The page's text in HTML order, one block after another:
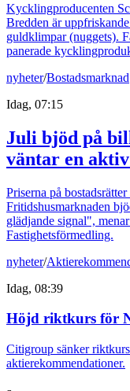
Kycklingproducenten
Bredden är
guldklimpar (nuggets).
panerade
nyheter/Bostadsmarknad
Idag, 07:15
Juli bjöd på
väntar en
Priserna på
Fritidshusmarknaden
glädjande signal",
Fastighetsförmedling.
nyheter/
Idag, 08:39
Höjd riktkurs för
Citigroup sänker
aktierekommendationer.